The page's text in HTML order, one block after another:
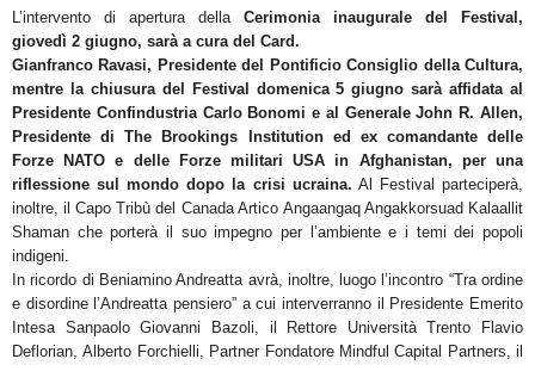
L’intervento di apertura della Cerimonia inaugurale del Festival,
giovedì 2 giugno, sarà a cura del Card.
Gianfranco Ravasi, Presidente del Pontificio Consiglio della Cultura,
mentre la chiusura del Festival domenica5 giugno sarà affidata al
Presidente Confindustria Carlo Bonomi e al Generale John R. Allen,
Presidente diThe Brookings Institution ed ex comandante delle
Forze NATO e delle Forze militari USA in Afghanistan, per una
riflessione sul mondo dopo la crisi ucraina. Al Festival parteciperà,
inoltre, il Capo Tribù del Canada Artico Angaangaq Angakkorsuad Kalaallit
Shaman che porterà il suo impegno per l’ambiente e i temi dei popoli
indigeni.
In ricordo di Beniamino Andreatta avrà, inoltre, luogo l’incontro “Tra ordine
e disordine l’Andreatta pensiero” a cui interverranno il Presidente Emerito
Intesa Sanpaolo Giovanni Bazoli, il Rettore Università Trento
Flavio
Deflorian, Alberto Forchielli, Partner Fondatore Mindful Capital Partners, il